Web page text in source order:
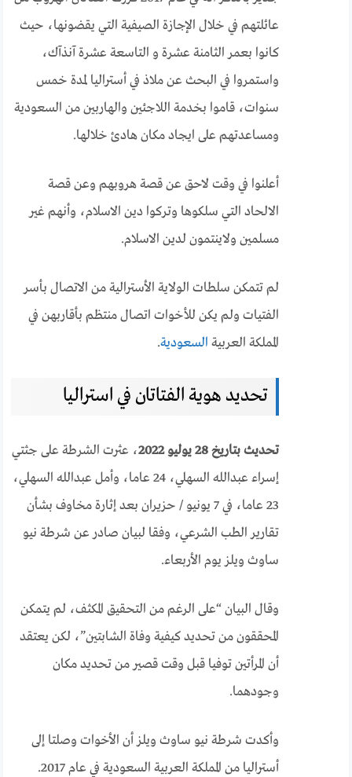
عائلتهم في خلال الإجازة الصيفية التي يقضونها، حيث
كانوا بعمر الثامنة عشرة و التاسعة عشرة آنذآك،
واستمروا في البحث عن ملاذ في أستراليا لمدة خمس
سنوات، قاموا بخدمة اللاجئين والهاربين من السعودية
ومساعدتهم على ايجاد مكان هادئ خلالها.
أعلنوا في وقت لاحق عن قصة هروبهم وعن قصة
الالحاد التي سلكوها وتركوا دين الاسلام، وأنهم غير
مسلمين ولاينتمون لدين الاسلام.
لم تتمكن سلطات الولاية الأسترالية من الاتصال بأسر
الفتيات ولم يكن للأخوات اتصال منتظم بأقاربهن في
المملكة العربية السعودية.
تحديد هوية الفتاتان في استراليا
تحديث بتاريخ 28 يوليو 2022
، عثرت الشرطة على جثتي
إسراء عبدالله السهلي، 24 عاما، وأمل عبدالله السهلي،
23 عاما، في 7 يونيو / حزيران بعد إثارة مخاوف بشأن
تقارير الطب الشرعي، وفقا لبيان صادر عن شرطة نيو
ساوث ويلز يوم الأربعاء.
وقال البيان “على الرغم من التحقيق المكثف، لم يتمكن
المحققون من تحديد كيفية وفاة الشابتين”، لكن يعتقد
أن المرأتين توفيا قبل وقت قصير من تحديد مكان
وجودهما.
وأكدت شرطة نيو ساوث ويلز أن الأخوات وصلتا إلى
أستراليا من المملكة العربية السعودية في عام 2017.